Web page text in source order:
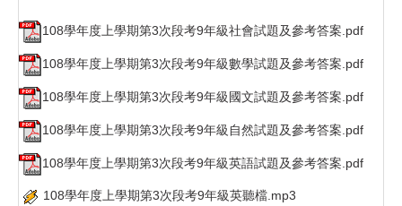
108學年度上學期第3次段考9年級社會試題及參考答案.pdf
108學年度上學期第3次段考9年級數學試題及參考答案.pdf
108學年度上學期第3次段考9年級國文試題及參考答案.pdf
108學年度上學期第3次段考9年級自然試題及參考答案.pdf
108學年度上學期第3次段考9年級英語試題及參考答案.pdf
108學年度上學期第3次段考9年級英聽檔.mp3